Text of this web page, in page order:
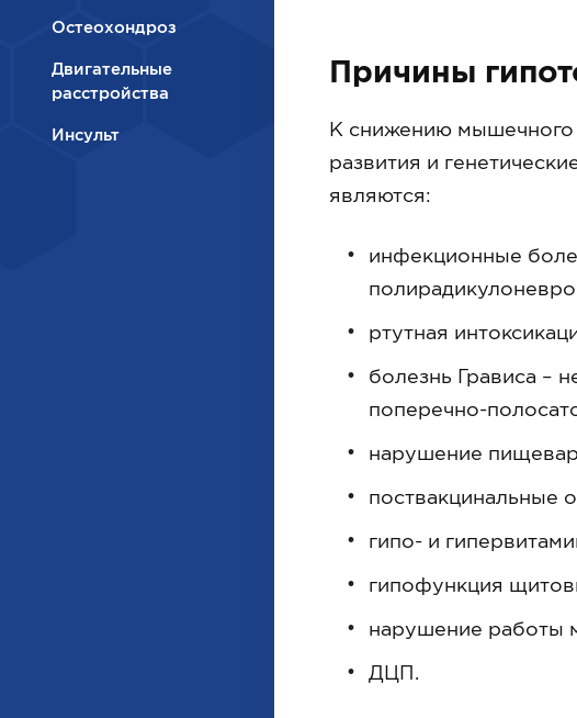
Остеохондроз
Двигательные
расстройства
Инсульт
Причины
К снижению мышечного
развития и
являются:
инфекционные
ртутная
болезнь Грависа –
поперечно-
нарушение
поствакцинальные
гипо- и
гипофункция
нарушение работы
ДЦП.